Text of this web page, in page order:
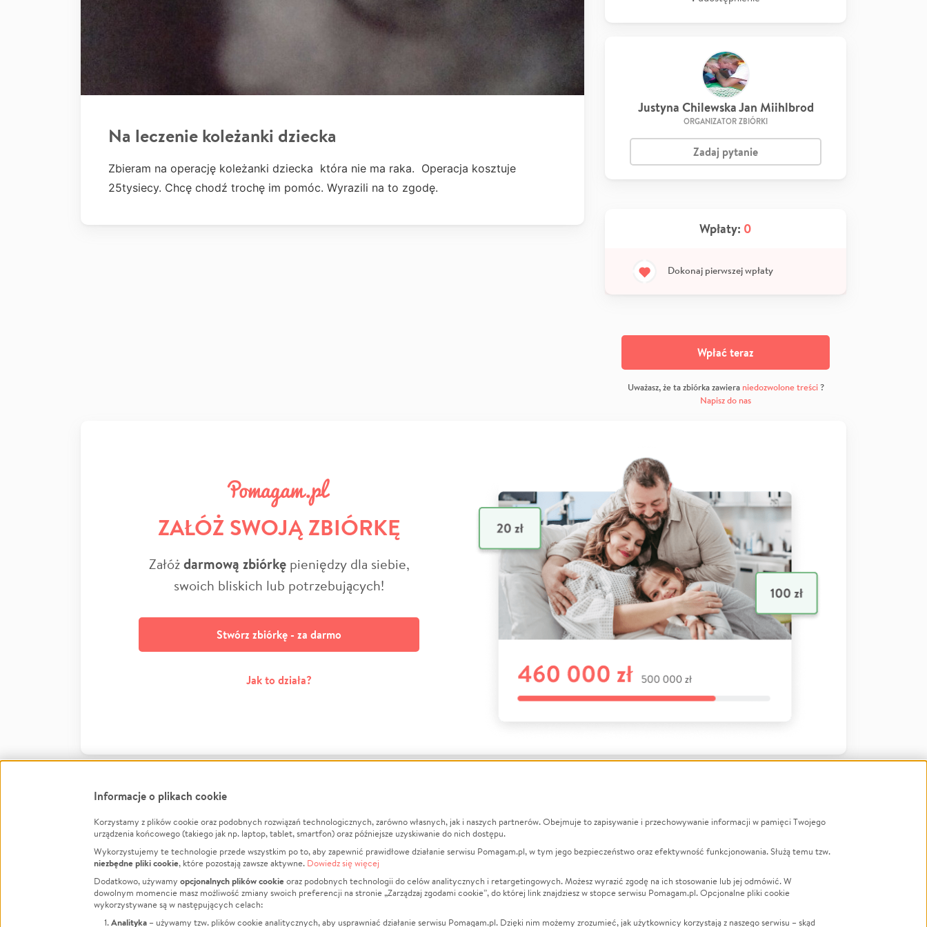
Na leczenie koleżanki dziecka
Zbieram na operację koleżanki dziecka która nie ma raka. Operacja kosztuje
25tysiecy. Chcę chodź trochę im pomóc. Wyrazili na to zgodę.
Justyna Chilewska Jan Miihlbrod
ORGANIZATOR ZBIÓRKI
Zadaj pytanie
Wpłaty: 0
Dokonaj pierwszej wpłaty
Wpłać teraz
Uważasz, że ta zbiórka zawiera niedozwolone treści?
Napisz do nas
ZAŁÓŻ SWOJĄ ZBIÓRKĘ
Załóżdarmową zbiórkępieniędzy dla siebie,
swoich bliskich lub potrzebujących!
Stwórz zbiórkę - za darmo
Jak to działa?
FacebookTwitter Instagram
LinkedInTikTok Youtube
Informacje
Jak to działa?
Regulamin
Polityka Prywatności
O nas
Opinie
Raporty
Za darmo
Zbieraj na
Leczenie
Zwierzęta
Pożar
LGBTQ+
Powódź
Wichura
Informacje o plikach cookie
Korzystamy z plików cookie oraz podobnych rozwiązań technologicznych, zarówno własnych, jak i naszych partnerów. Obejmuje to zapisywanie i przechowywanie informacji w pamięci Twojego
urządzenia końcowego (takiego jak np. laptop, tablet, smartfon) oraz późniejsze uzyskiwanie do nich dostępu.
Wykorzystujemy te technologie przede wszystkim po to, aby zapewnić prawidłowe działanie serwisu Pomagam.pl, w tym jego bezpieczeństwo oraz efektywność funkcjonowania. Służą temu tzw.
niezbędne pliki cookie, które pozostają zawsze aktywne. Dowiedz się więcej
Dodatkowo, używamy opcjonalnych plików cookieoraz podobnych technologii do celów analitycznych i retargetingowych. Możesz wyrazić zgodę na ich stosowanie lub jej odmówić. W
dowolnym momencie masz możliwość zmiany swoich preferencji na stronie „Zarządzaj zgodami cookie”, do której link znajdziesz w stopce serwisu Pomagam.pl. Opcjonalne pliki cookie
wykorzystywane są w następujących celach:
Analityka – używamy tzw. plików cookie analitycznych, aby usprawniać działanie serwisu Pomagam.pl. Dzięki nim możemy zrozumieć, jak użytkownicy korzystają z naszego serwisu – skąd